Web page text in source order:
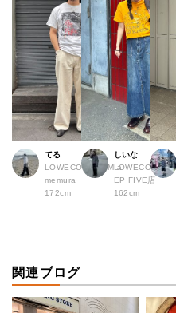
てる
LOWECO by JAM a
memura
172cm
しいな
LOWECO by
EP FIVE店
162cm
関連ブログ